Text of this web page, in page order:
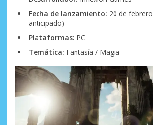
Fecha de lanzamiento: 20 de
anticipado)
Plataformas: PC
Temática: Fantasía / Magia